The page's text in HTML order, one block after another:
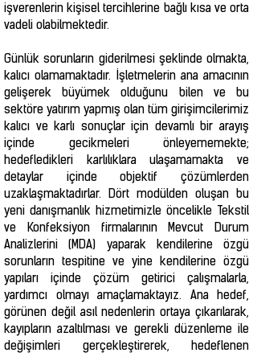
işverenlerin kişisel tercihlerine bağlı kısa ve orta
vadeli olabilmektedir.
Günlük sorunların giderilmesi şeklinde olmakta,
kalıcı olamamaktadır. İşletmelerin ana amacının
gelişerek büyümek olduğunu bilen ve bu
sektöre yatırım yapmış olan tüm girişimcilerimiz
kalıcı ve karlı sonuçlar için devamlı bir arayış
içinde gecikmeleri önleyememekte;
hedefledikleri karlılıklara ulaşamamakta ve
detaylar içinde objektif çözümlerden
uzaklaşmaktadırlar. Dört modülden oluşan bu
yeni danışmanlık hizmetimizle öncelikle Tekstil
ve Konfeksiyon firmalarının Mevcut Durum
Analizlerini (MDA) yaparak kendilerine özgü
sorunların tespitine ve yine kendilerine özgü
yapıları içinde çözüm getirici çalışmalarla,
yardımcı olmayı amaçlamaktayız. Ana hedef,
görünen değil asıl nedenlerin ortaya çıkarılarak,
kayıpların azaltılması ve gerekli düzenleme ile
değişimleri gerçekleştirerek, hedeflenen